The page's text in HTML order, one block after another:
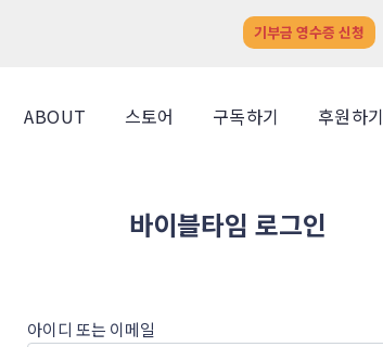
기부금 영수증 신청
ABOUT 스토어 구독하기 후원하기
바이블타임 로그인
아이디 또는 이메일